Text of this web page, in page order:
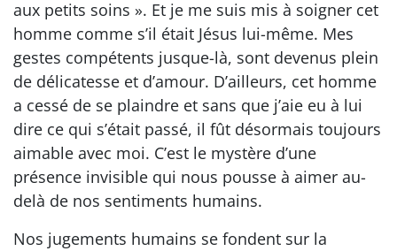
aux petits soins ». Et je me suis mis à soigner cet
homme comme s’il était Jésus lui-même. Mes
gestes compétents jusque-là, sont devenus plein
de délicatesse et d’amour. D’ailleurs, cet homme
a cessé de se plaindre et sans que j’aie eu à lui
dire ce qui s’était passé, il fût désormais toujours
aimable avec moi. C’est le mystère d’une
présence invisible qui nous pousse à aimer au-
delà de nos sentiments humains.
Nos jugements humains se fondent sur la